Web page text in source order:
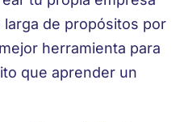
de propósitos por
herramienta para
que aprender un